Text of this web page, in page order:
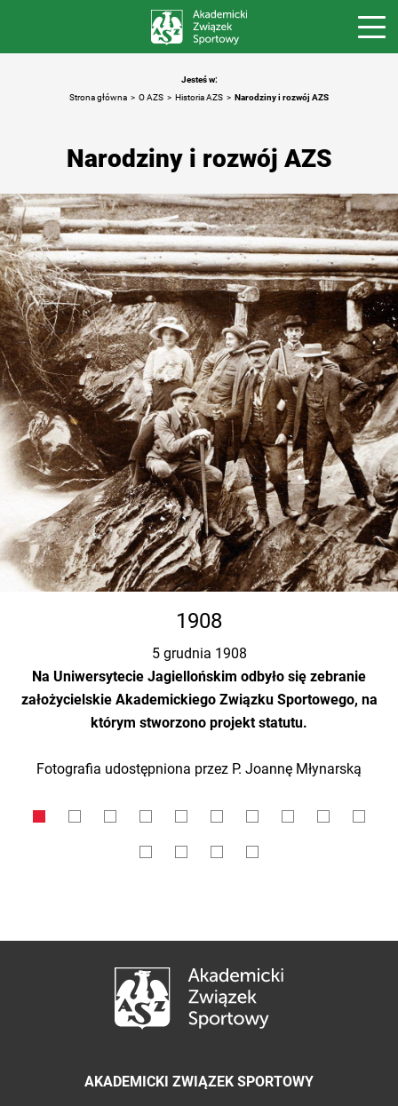
Jesteś w:
Strona główna
O AZS Historia AZS Narodziny i rozwój AZS
Narodziny i rozwój AZS
1908
5 grudnia 1908
Na Uniwersytecie Jagiellońskim odbyło się zebranie
założycielskie Akademickiego Związku Sportowego, na
którym stworzono projekt statutu.
Fotografia udostępniona przez P. Joannę Młynarską
AKADEMICKI ZWIĄZEK SPORTOWY